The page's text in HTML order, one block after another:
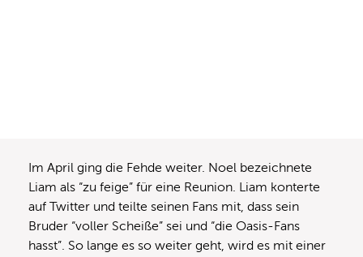
Im April ging die Fehde weiter. Noel bezeichnete
Liam als “zu feige” für eine Reunion. Liam konterte
auf Twitter und teilte seinen Fans mit, dass sein
Bruder “voller Scheiße” sei und “die Oasis-Fans
hasst”. So lange es so weiter geht, wird es mit einer